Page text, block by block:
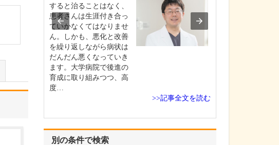
別の条件で検索
すると治ることはなく、
患者さんは生涯付き合っ
ていかなくてはなりませ
ん。しかも、悪化と改善
を繰り返しながら病状は
だんだん悪くなっていき
ます。大学病院で後進の
育成に取り組みつつ、高
度…
>>記事全文を読む